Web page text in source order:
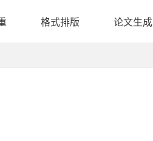
格式排版 论文生成